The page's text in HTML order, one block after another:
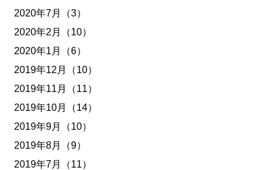
2020年7月（3）
2020年2月（10）
2020年1月（6）
2019年12月（10）
2019年11月（11）
2019年10月（14）
2019年9月（10）
2019年8月（9）
2019年7月（11）